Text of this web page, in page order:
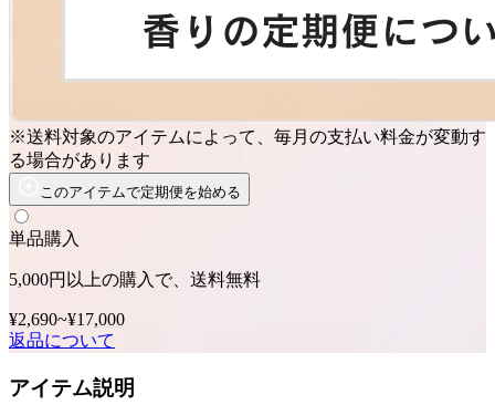
※送料対象のアイテムによって、毎月の支払い料金が変動す
る場合があります
このアイテムで定期便を始める
単品購入
5,000円以上の購入で、送料無料
¥2,690~¥17,000
返品について
アイテム説明